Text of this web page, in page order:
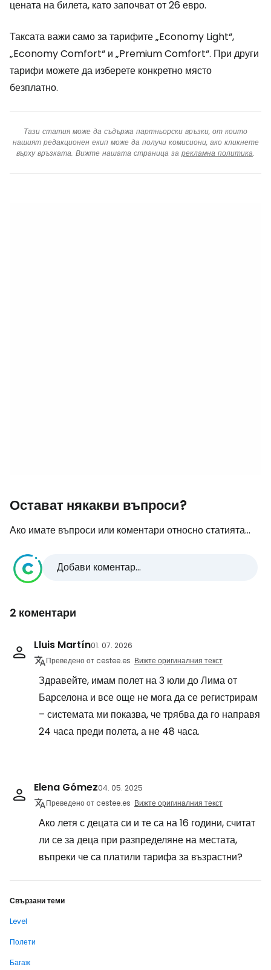
цената на билета, като започват от 26 евро.
Таксата важи само за тарифите „Economy Light“,
„Economy Comfort“ и „Premium Comfort“. При други
тарифи можете да изберете конкретно място
безплатно.
Тази статия може да съдържа партньорски връзки, от които
нашият редакционен екип може да получи комисиони, ако кликнете
върху връзката. Вижте нашата страница за рекламна политика.
Остават някакви въпроси?
Ако имате въпроси или коментари относно статията...
Добави коментар...
2 коментари
Lluis Martín01. 07. 2026
Преведено от cestee.es Вижте оригиналния текст
Здравейте, имам полет на 3 юли до Лима от
Барселона и все още не мога да се регистрирам
– системата ми показва, че трябва да го направя
24 часа преди полета, а не 48 часа.
Elena Gómez04. 05. 2025
Преведено от cestee.es Вижте оригиналния текст
Ако летя с децата си и те са на 16 години, считат
ли се за деца при разпределяне на местата,
въпреки че са платили тарифа за възрастни?
Свързани теми
Level
Полети
Багаж